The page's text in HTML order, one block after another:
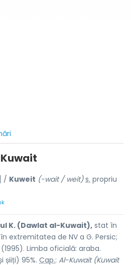
Kuwait
/ Kuweit (-wait / weit) s. propriu
K. (Dawlat al-Kuwait),stat în
extremitatea de NV a G. Persic;
(1995). Limba oficială: araba.
șiiți) 95%. Cap.: Al-Kuwait (Kuwait